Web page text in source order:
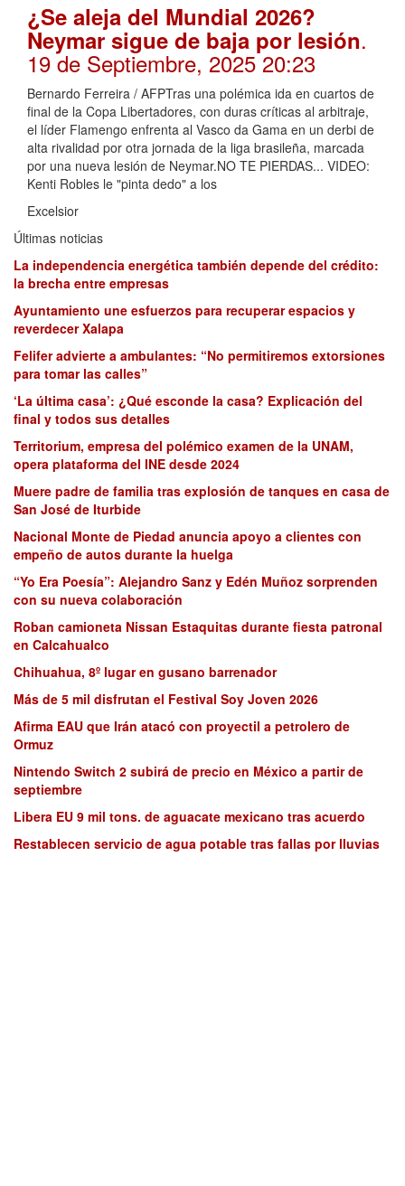
¿Se aleja del Mundial 2026?
Neymar sigue de baja por lesión.
19 de Septiembre, 2025 20:23
Bernardo Ferreira / AFPTras una polémica ida en cuartos de
final de la Copa Libertadores, con duras críticas al arbitraje,
el líder Flamengo enfrenta al Vasco da Gama en un derbi de
alta rivalidad por otra jornada de la liga brasileña, marcada
por una nueva lesión de Neymar.NO TE PIERDAS... VIDEO:
Kenti Robles le "pinta dedo" a los
Excelsior
Últimas noticias
La independencia energética también depende del crédito:
la brecha entre empresas
Ayuntamiento une esfuerzos para recuperar espacios y
reverdecer Xalapa
Felifer advierte a ambulantes: “No permitiremos extorsiones
para tomar las calles”
‘La última casa’: ¿Qué esconde la casa? Explicación del
final y todos sus detalles
Territorium, empresa del polémico examen de la UNAM,
opera plataforma del INE desde 2024
Muere padre de familia tras explosión de tanques en casa de
San José de Iturbide
Nacional Monte de Piedad anuncia apoyo a clientes con
empeño de autos durante la huelga
“Yo Era Poesía”: Alejandro Sanz y Edén Muñoz sorprenden
con su nueva colaboración
Roban camioneta Nissan Estaquitas durante fiesta patronal
en Calcahualco
Chihuahua, 8º lugar en gusano barrenador
Más de 5 mil disfrutan el Festival Soy Joven 2026
Afirma EAU que Irán atacó con proyectil a petrolero de
Ormuz
Nintendo Switch 2 subirá de precio en México a partir de
septiembre
Libera EU 9 mil tons. de aguacate mexicano tras acuerdo
Restablecen servicio de agua potable tras fallas por lluvias